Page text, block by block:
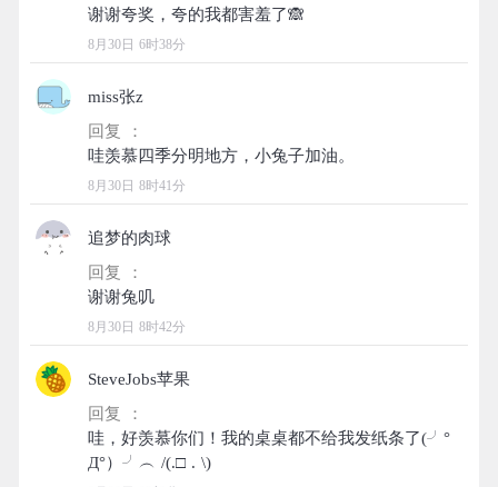
8月30日 6时38分
miss张z
回复 ：
8月30日 8时41分
追梦的肉球
回复 ：
8月30日 8时42分
SteveJobs苹果
回复 ：
哇，好羡慕你们！我的桌桌都不给我发纸条了(╯°